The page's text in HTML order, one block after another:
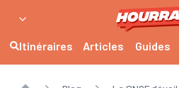
Itinéraires Articles Guides